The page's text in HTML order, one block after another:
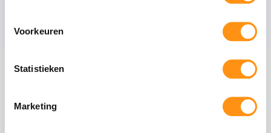
Voorkeuren
Statistieken
Marketing
Veiligheid van gehard glas
Gehard glas (ESG - Einscheiben-Sicherheitsglas)
ondergaat een speciaal thermisch proces waarbij
vervolgens snel wordt afgekoeld. Dit creëert een
permanente drukspanning in het oppervlak,